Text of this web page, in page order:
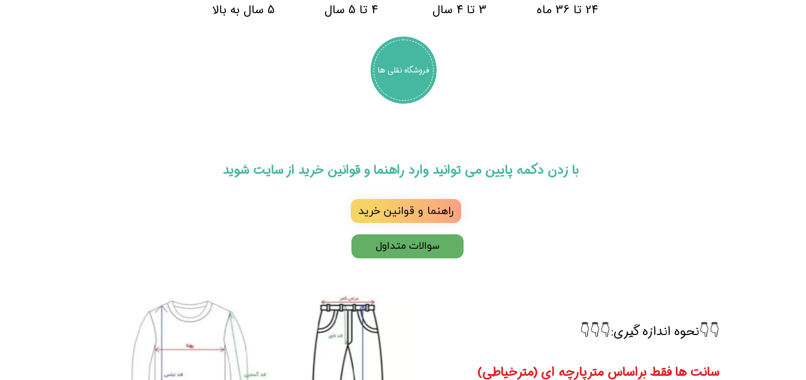
24 تا 36 ماه 3 تا 4 سال 4 تا 5 سال 5 سال به بالا
فروشگاه نقلی ها
​​با زدن دکمه پایین می توانید وارد راهنما و قوانین خرید از سایت شوید
راهنما و قوانین خرید
👇👇نحوه اندازه گیری:👇👇👇
سانت ها فقط براساس مترپارچه ای (مترخیاطی)
سوالات متداول